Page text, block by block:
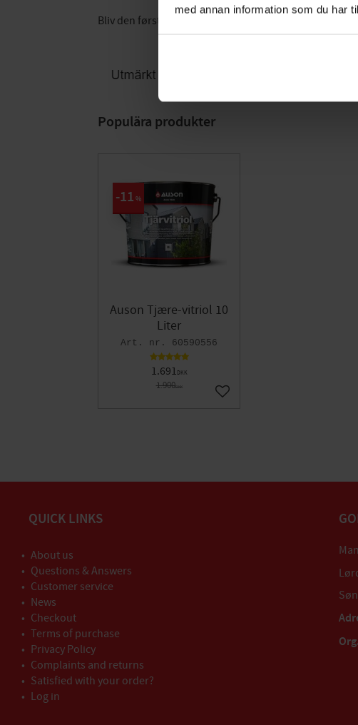
med annan information som du har
Bliv den første, der giver en bedømmelse.
Populära produkter
Auson Tjære-vitriol 10
Liter
60590556
1.691DKK
1.900DKK
11 %
Gem som favorit
QUICK LINKS
About us
Questions & Answers
Customer service
News
Checkout
Terms of purchase
Privacy Policy
Complaints and returns
Satisfied with your order?
Log in